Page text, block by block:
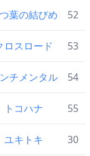
葉の結びめ 52
ロスロード 53
チメンタル 54
トコハナ 55
ユキトキ 30